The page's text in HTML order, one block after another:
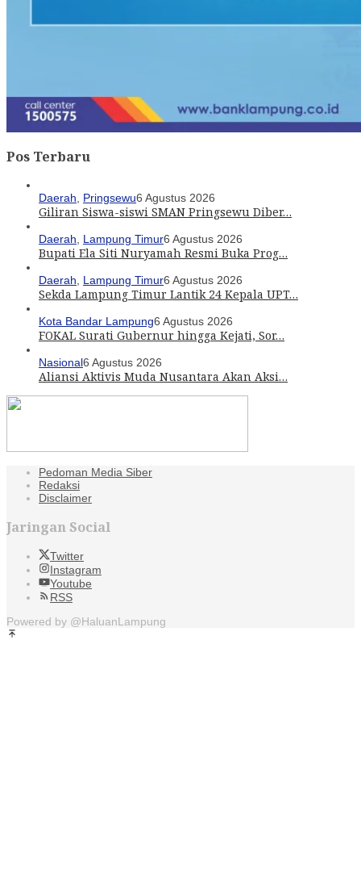
Pos Terbaru
Daerah, Pringsewu6 Agustus 2026
Giliran Siswa-siswi SMAN Pringsewu Diber…
Daerah, Lampung Timur6 Agustus 2026
Bupati Ela Siti Nuryamah Resmi Buka Prog…
Daerah, Lampung Timur6 Agustus 2026
Sekda Lampung Timur Lantik 24 Kepala UPT…
Kota Bandar Lampung6 Agustus 2026
FOKAL Surati Gubernur hingga Kejati, Sor…
Nasional6 Agustus 2026
Aliansi Aktivis Muda Nusantara Akan Aksi…
Pedoman Media Siber
Redaksi
Disclaimer
Jaringan Social
Twitter
Instagram
Youtube
RSS
Powered by @HaluanLampung